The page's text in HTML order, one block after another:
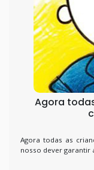
Agora
Agora todas as
nosso dever garantir